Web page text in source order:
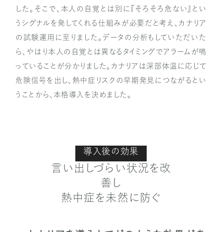
した。そこで、本人の自覚とは別に『そろそろ危ない』とい
うシグナルを発してくれる仕組みが必要だと考え、カナリア
の試験運用に至りました。データの分析もしていただいた
ら、やはり本人の自覚とは異なるタイミングでアラームが鳴
っていることが分かりました。カナリアは深部体温に応じて
危険信号を出し、熱中症リスクの早期発見につながるとい
うことから、本格導入を決めました。
導入後の効果
言い出しづらい状況を改
善し
熱中症を未然に防ぐ